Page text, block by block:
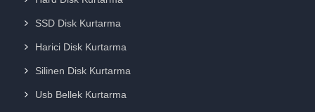
SSD Disk Kurtarma
Harici Disk Kurtarma
Silinen Disk Kurtarma
Usb Bellek Kurtarma